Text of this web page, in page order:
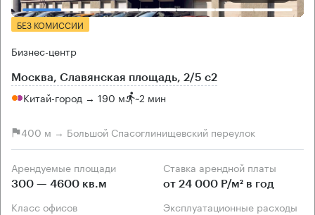
БЕЗ КОМИССИИ
Бизнес-центр
Москва, Славянская площадь, 2/5 с2
Китай-город → 190 м ~2 мин
400 м → Большой Спасоглинищевский переулок
Арендуемые площади
300 — 4600 кв.м
Ставка арендной платы
от 24 000 Р/м² в год
Класс офисов Эксплуатационные расходы